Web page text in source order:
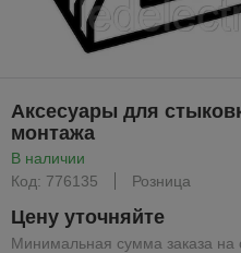
Аксесуары для
монтажа
В наличии
Код: 776135
Розница
Цену уточняйте
Минимальная сумма заказа на